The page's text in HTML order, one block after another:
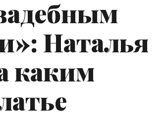
Наталья
каким